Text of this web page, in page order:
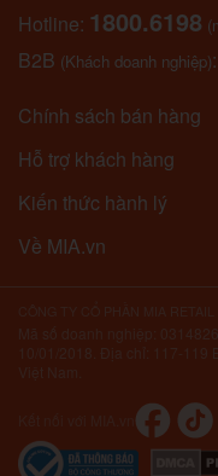
Hotline: 1800.6198
B2B (Khách doanh nghiệp):
Chính sách bán hàng
Hỗ trợ khách hàng
Kiến thức hành lý
Về MIA.vn
10/01/2018. Địa chỉ: 117-119